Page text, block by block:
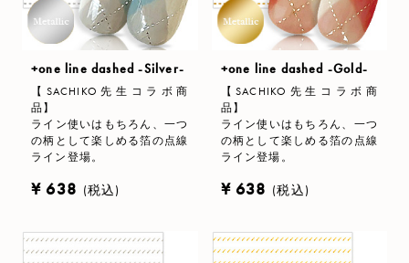
+one line dashed -Silver-
【SACHIKO先生コラボ商
品】
ライン使いはもちろん、一つ
の柄として楽しめる箔の点線
ライン登場。
¥ 638 (税込)
+one line dashed -Gold-
【SACHIKO先生コラボ商
品】
ライン使いはもちろん、一つ
の柄として楽しめる箔の点線
ライン登場。
¥ 638 (税込)